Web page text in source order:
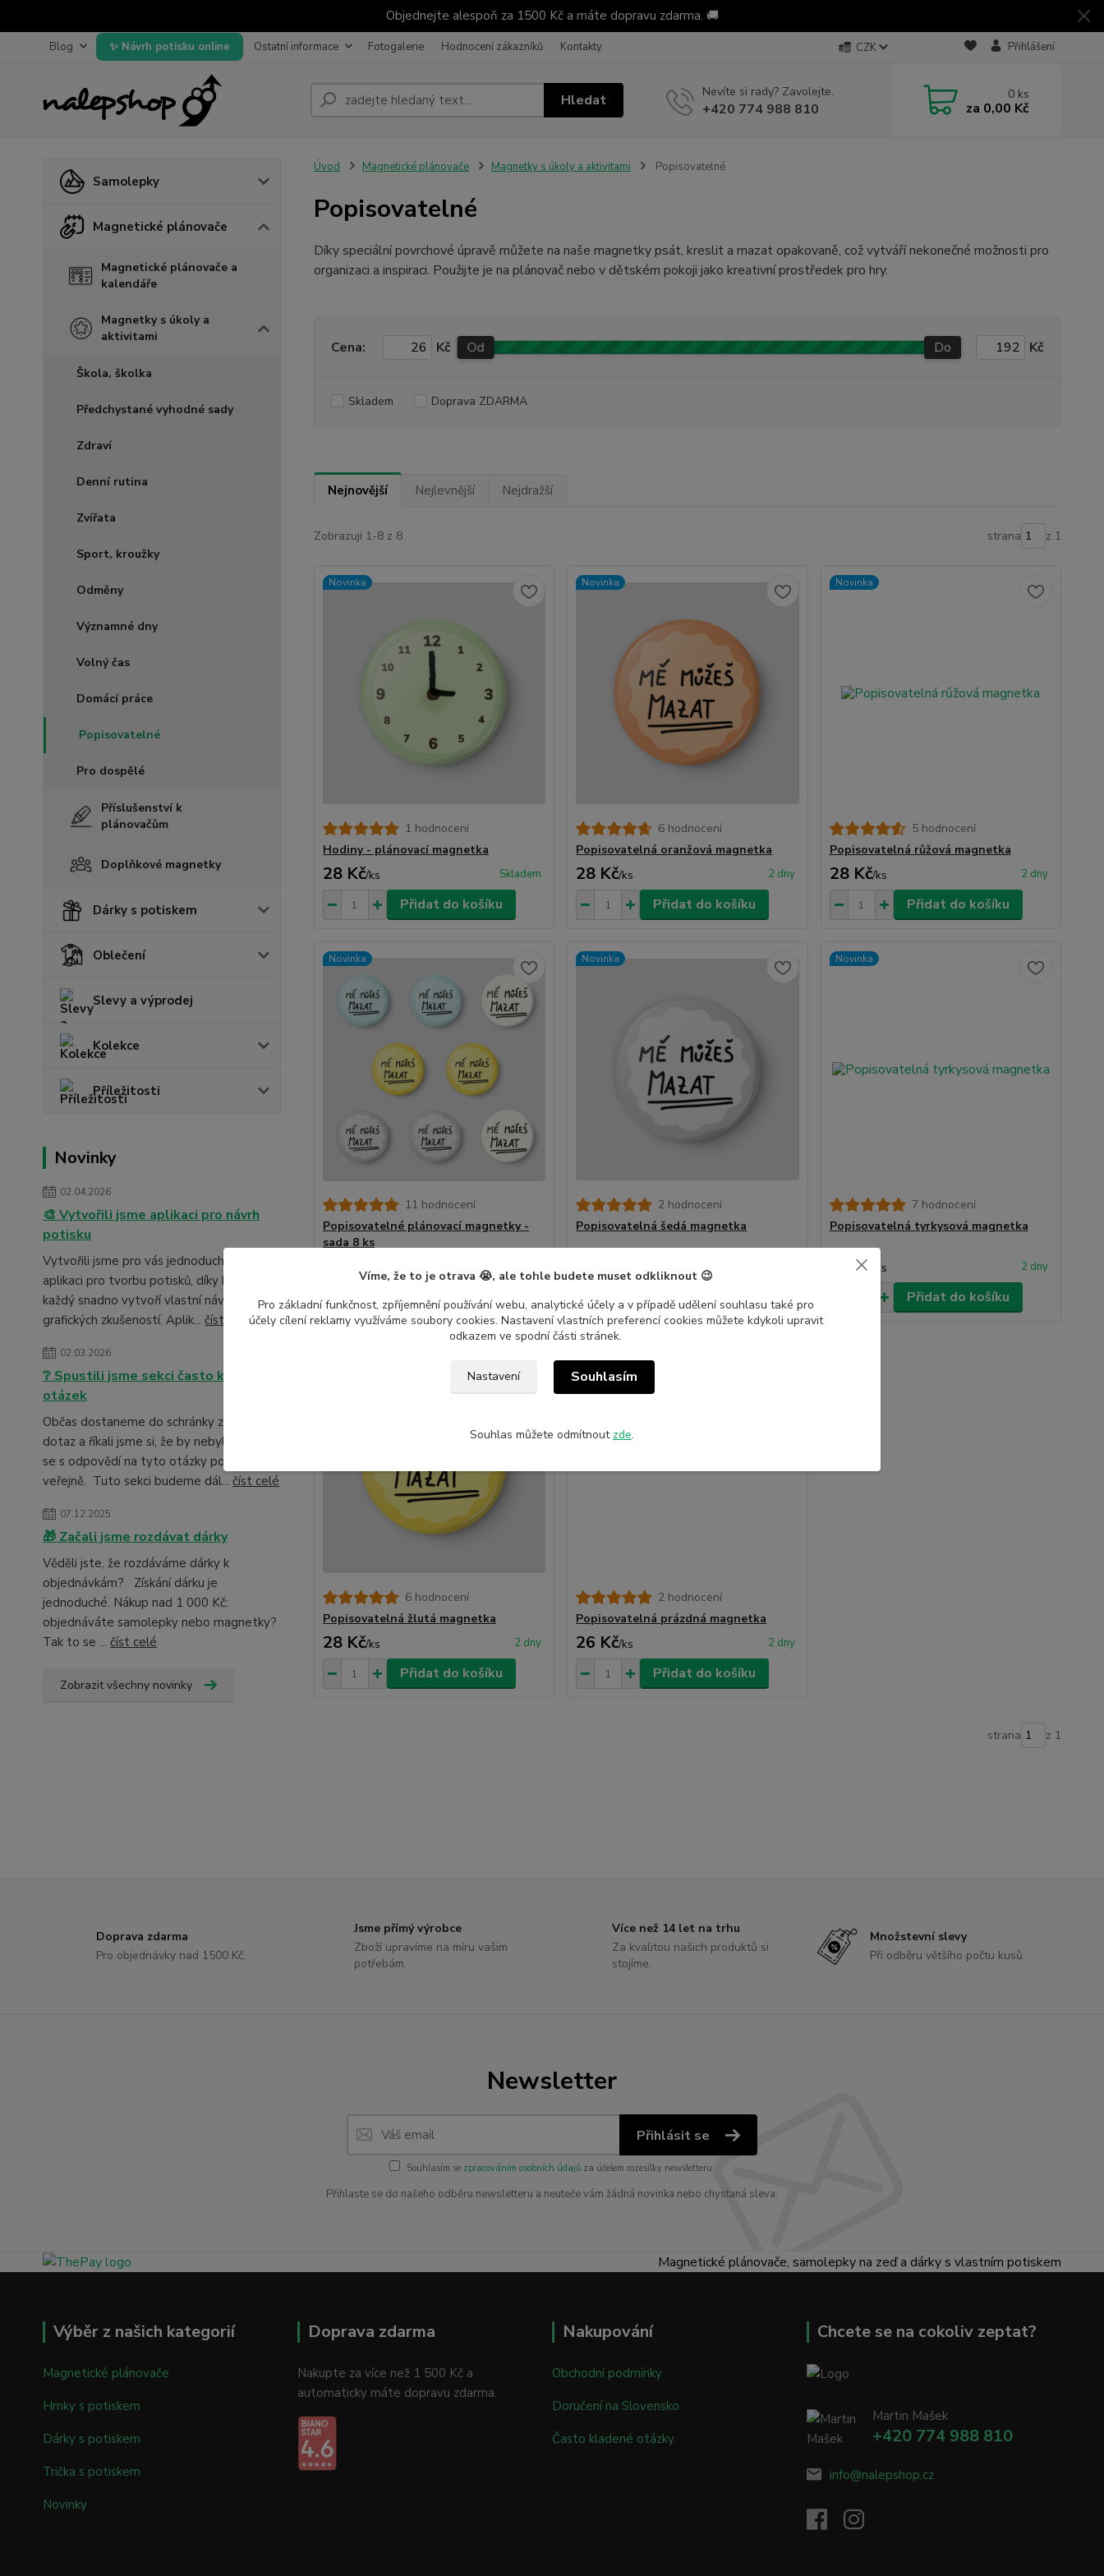
Objednejte alespoň za 1500 Kč a máte dopravu zdarma. 🚚
Blog Návrh potisku online Ostatní informace Fotogalerie Hodnocení zákazníků Kontakty CZK Přihlášení
Hledat Nevíte si rady? Zavolejte.
+420 774 988 810
0 ks
za 0,00 Kč
Samolepky
Magnetické plánovače
Magnetické plánovače a
kalendáře
Magnetky s úkoly a
aktivitami
Škola, školka
Předchystané vyhodné sady
Zdraví
Denní rutina
Zvířata
Sport, kroužky
Odměny
Významné dny
Volný čas
Domácí práce
Popisovatelné
Pro dospělé
Příslušenství k
plánovačům
Doplňkové magnetky
Dárky s potiskem
Oblečení
Slevy a výprodej
Kolekce
Příležitosti
Novinky
02.04.2026
🎨 Vytvořili jsme aplikaci pro návrh
potisku
Vytvořili jsme pro vás jednoduchou
aplikaci pro tvorbu potisků, díky které si
každý snadno vytvoří vlastní návrh – i bez
grafických zkušeností. Aplik... číst celé
02.03.2026
❔ Spustili jsme sekci často kladených
otázek
Občas dostaneme do schránky zajímavý
dotaz a říkali jsme si, že by nebylo špatné
se s odpovědí na tyto otázky podělit
veřejně. Tuto sekci budeme dál... číst celé
07.12.2025
🎁 Začali jsme rozdávat dárky
Věděli jste, že rozdáváme dárky k
objednávkám? Získání dárku je
jednoduché. Nákup nad 1 000 Kč:
objednáváte samolepky nebo magnetky?
Tak to se ... číst celé
Zobrazit všechny novinky
Úvod Magnetické plánovače Magnetky s úkoly a aktivitami Popisovatelné
Popisovatelné
Díky speciální povrchové úpravě můžete na naše magnetky psát, kreslit a mazat opakovaně, což vytváří nekonečné možnosti pro
organizaci a inspiraci. Použijte je na plánovač nebo v dětském pokoji jako kreativní prostředek pro hry.
Cena: Kč Od Do Kč
Skladem Doprava ZDARMA
Nejnovější Nejlevnější Nejdražší
Zobrazuji 1-8 z 8 strana z 1
Novinka
1 hodnocení
Hodiny - plánovací magnetka
28 Kč/ks Skladem
Přidat do košíku
Novinka
6 hodnocení
Popisovatelná oranžová magnetka
28 Kč/ks 2 dny
Přidat do košíku
Novinka
5 hodnocení
Popisovatelná růžová magnetka
28 Kč/ks 2 dny
Přidat do košíku
Novinka
11 hodnocení
Popisovatelné plánovací magnetky -
sada 8 ks
192 Kč
Přidat do košíku
Novinka
2 hodnocení
Popisovatelná šedá magnetka
Přidat do košíku
Novinka
7 hodnocení
Popisovatelná tyrkysová magnetka
28 Kč ks 2 dny
Přidat do košíku
6 hodnocení
Popisovatelná žlutá magnetka
28 Kč/ks 2 dny
Přidat do košíku
2 hodnocení
Popisovatelná prázdná magnetka
26 Kč/ks 2 dny
Přidat do košíku
strana z 1
Doprava zdarma
Pro objednávky nad 1500 Kč.
Jsme přímý výrobce
Zboží upravíme na míru vašim
potřebám.
Více než 14 let na trhu
Za kvalitou našich produktů si
stojíme.
Množstevní slevy
Při odběru většího počtu kusů.
Newsletter
Přihlásit se
Souhlasím se zpracováním osobních údajů za účelem rozesílky newsletteru.
Přihlaste se do našeho odběru newsletteru a neuteče vám žádná novinka nebo chystaná sleva.
Magnetické plánovače, samolepky na zeď a dárky s vlastním potiskem
Výběr z našich kategorií
Magnetické plánovače
Hrnky s potiskem
Dárky s potiskem
Trička s potiskem
Novinky
Doprava zdarma
Nakupte za více než 1 500 Kč a
automaticky máte dopravu zdarma.
Nakupování
Obchodní podmínky
Doručení na Slovensko
Často kladené otázky
Chcete se na cokoliv zeptat?
Martin Mašek
+420 774 988 810
info@nalepshop.cz
Víme, že to je otrava 😭, ale tohle budete muset odkliknout 😉
Pro základní funkčnost, zpříjemnění používání webu, analytické účely a v případě udělení souhlasu také pro
účely cílení reklamy využíváme soubory cookies. Nastavení vlastních preferencí cookies můžete kdykoli upravit
odkazem ve spodní části stránek.
Nastavení Souhlasím
Souhlas můžete odmítnout zde.